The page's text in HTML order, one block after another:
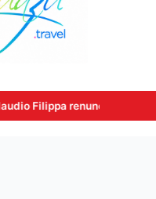
Misionero y se suma a